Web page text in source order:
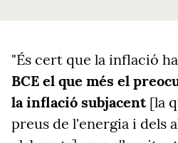
"És cert que la inflació
BCE el que més el
la inflació subjacent[la
preus de l'energia i dels